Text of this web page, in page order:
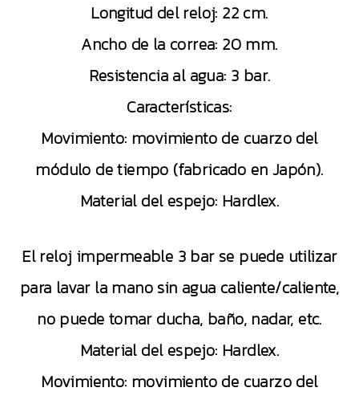
Longitud del reloj: 22 cm.
Ancho de la correa: 20 mm.
Resistencia al agua: 3 bar.
Características:
Movimiento: movimiento de cuarzo del
módulo de tiempo (fabricado en Japón).
Material del espejo: Hardlex.
El reloj impermeable 3 bar se puede utilizar
para lavar la mano sin agua caliente/caliente,
no puede tomar ducha, baño, nadar, etc.
Material del espejo: Hardlex.
Movimiento: movimiento de cuarzo del